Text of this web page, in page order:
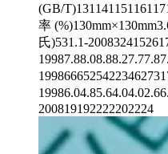
(GB/
率
氏)531.1-
200819192222202224